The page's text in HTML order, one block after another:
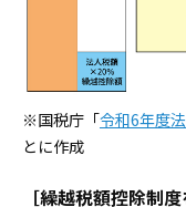
※国税庁「令和6年度
とに作成
［繰越税額控除制